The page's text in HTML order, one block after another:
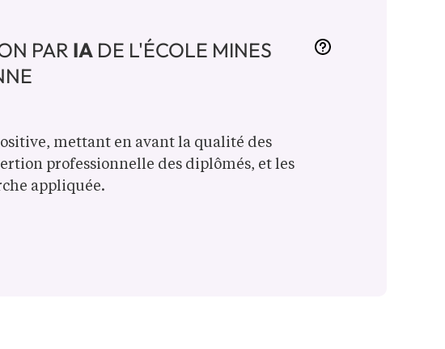
PAR IA DE L'ÉCOLE MINES
mettant en avant la qualité des
professionnelle des diplômés, et les
appliquée.